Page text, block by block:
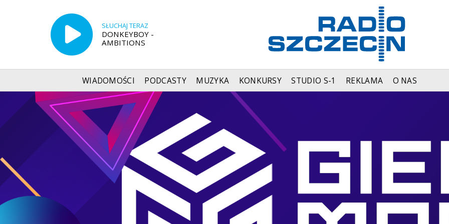
SŁUCHAJ TERAZ
DONKEYBOY -
AMBITIONS
WIADOMOŚCI PODCASTY MUZYKA KONKURSY STUDIO S-1 REKLAMA O NAS